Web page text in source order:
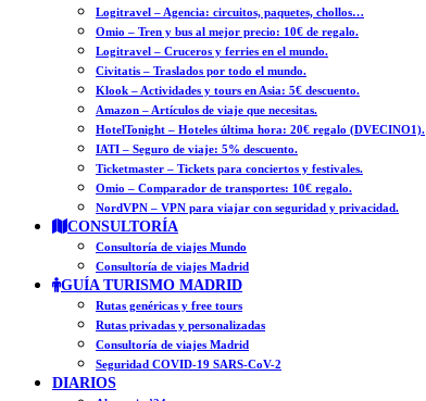
Logitravel – Agencia: circuitos, paquetes, chollos…
Omio – Tren y bus al mejor precio: 10€ de regalo.
Logitravel – Cruceros y ferries en el mundo.
Civitatis – Traslados por todo el mundo.
Klook – Actividades y tours en Asia: 5€ descuento.
Amazon – Artículos de viaje que necesitas.
HotelTonight – Hoteles última hora: 20€ regalo (DVECINO1).
IATI – Seguro de viaje: 5% descuento.
Ticketmaster – Tickets para conciertos y festivales.
Omio – Comparador de transportes: 10€ regalo.
NordVPN – VPN para viajar con seguridad y privacidad.
CONSULTORÍA
Consultoría de viajes Mundo
Consultoría de viajes Madrid
GUÍA TURISMO MADRID
Rutas genéricas y free tours
Rutas privadas y personalizadas
Consultoría de viajes Madrid
Seguridad COVID-19 SARS-CoV-2
DIARIOS